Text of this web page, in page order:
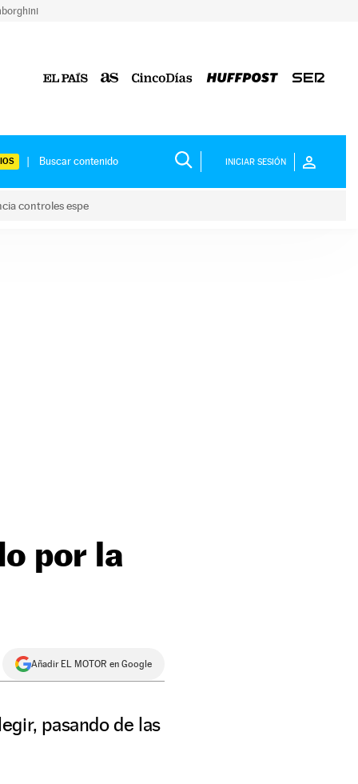
INICIAR SESIÓN
controles espe
por la
Añadir EL MOTOR en Google
pasando de las